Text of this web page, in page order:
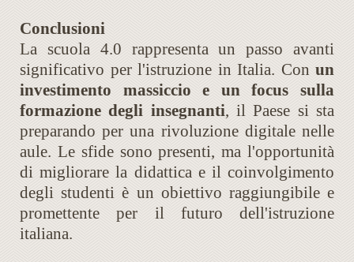
Conclusioni
La scuola 4.0 rappresenta un passo avanti
significativo per l'istruzione in Italia. Con un
investimento massiccio e un focus sulla
formazione degli insegnanti, il Paese si sta
preparando per una rivoluzione digitale nelle
aule. Le sfide sono presenti, ma l'opportunità
di migliorare la didattica e il coinvolgimento
degli studenti è un obiettivo raggiungibile e
promettente per il futuro dell'istruzione
italiana.